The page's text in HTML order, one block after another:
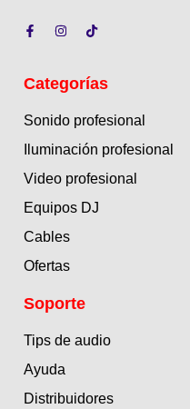
Categorías
Sonido profesional
Iluminación profesional
Video profesional
Equipos DJ
Cables
Ofertas
Soporte
Tips de audio
Ayuda
Distribuidores